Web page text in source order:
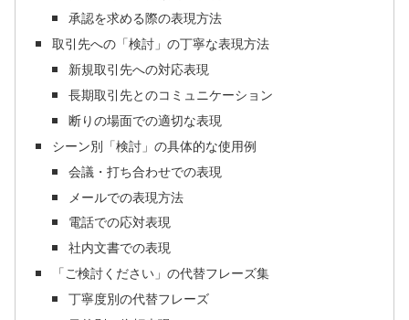
承認を求める際の表現方法
取引先への「検討」の丁寧な表現方法
新規取引先への対応表現
長期取引先とのコミュニケーション
断りの場面での適切な表現
シーン別「検討」の具体的な使用例
会議・打ち合わせでの表現
メールでの表現方法
電話での応対表現
社内文書での表現
「ご検討ください」の代替フレーズ集
丁寧度別の代替フレーズ